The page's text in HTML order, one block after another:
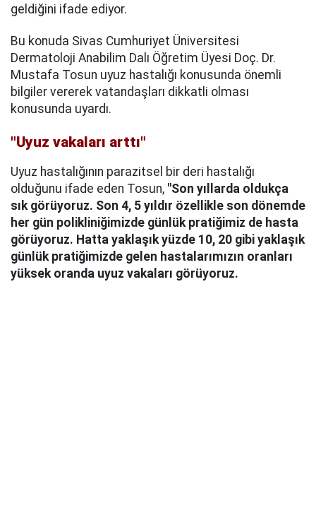
geldiğini ifade ediyor.
Bu konuda Sivas Cumhuriyet Üniversitesi
Dermatoloji Anabilim Dalı Öğretim Üyesi Doç. Dr.
Mustafa Tosun uyuz hastalığı konusunda önemli
bilgiler vererek vatandaşları dikkatli olması
konusunda uyardı.
"Uyuz vakaları arttı"
Uyuz hastalığının parazitsel bir deri hastalığı
olduğunu ifade eden Tosun, "Son yıllarda oldukça
sık görüyoruz. Son 4, 5 yıldır özellikle son dönemde
her gün polikliniğimizde günlük pratiğimiz de hasta
görüyoruz. Hatta yaklaşık yüzde 10, 20 gibi yaklaşık
günlük pratiğimizde gelen hastalarımızın oranları
yüksek oranda uyuz vakaları görüyoruz.